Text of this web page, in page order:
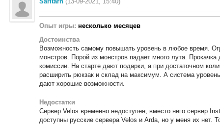
Опыт игры: несколько месяцев
Достоинства
Возможность самому повышать уровень в любое время.
монстров. Порой из монстров падает много лута.
комиссии. На старте дают подарки, а при достаточном
расширить рюкзак и склад на максимум. А система
дают хорошие возможности.
Недостатки
Сервер Velos временно недоступен, вместо него сервер
доступны русские сервера Velos и Arda, но у меня их нет.